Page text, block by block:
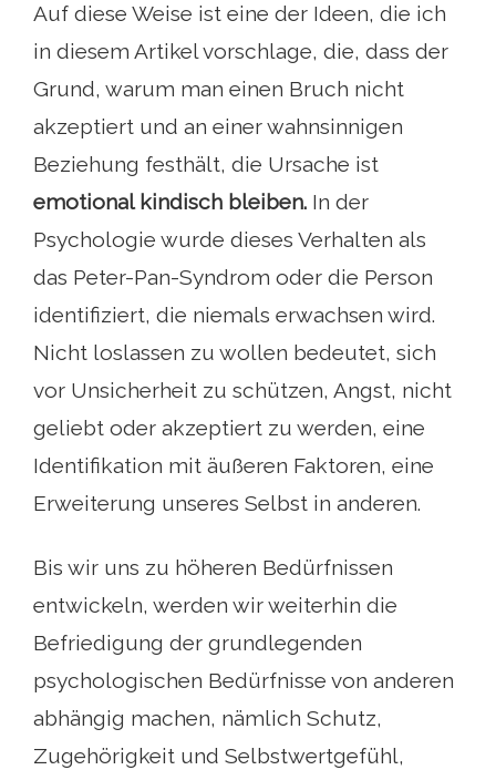
Auf diese Weise ist eine der Ideen, die ich
in diesem Artikel vorschlage, die, dass der
Grund, warum man einen Bruch nicht
akzeptiert und an einer wahnsinnigen
Beziehung festhält, die Ursache ist
emotional kindisch bleiben. In der
Psychologie wurde dieses Verhalten als
das Peter-Pan-Syndrom oder die Person
identifiziert, die niemals erwachsen wird.
Nicht loslassen zu wollen bedeutet, sich
vor Unsicherheit zu schützen, Angst, nicht
geliebt oder akzeptiert zu werden, eine
Identifikation mit äußeren Faktoren, eine
Erweiterung unseres Selbst in anderen.
Bis wir uns zu höheren Bedürfnissen
entwickeln, werden wir weiterhin die
Befriedigung der grundlegenden
psychologischen Bedürfnisse von anderen
abhängig machen, nämlich Schutz,
Zugehörigkeit und Selbstwertgefühl,